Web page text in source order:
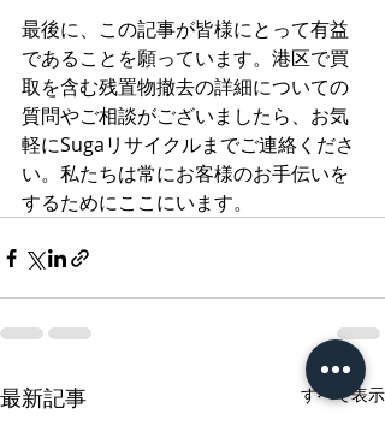
最後に、この記事が皆様にとって有益
であることを願っています。港区で買
取を含む残置物撤去の詳細についての
質問やご相談がございましたら、お気
軽にSugaリサイクルまでご連絡くださ
い。私たちは常にお客様のお手伝いを
するためにここにいます。
最新記事 すべて表示